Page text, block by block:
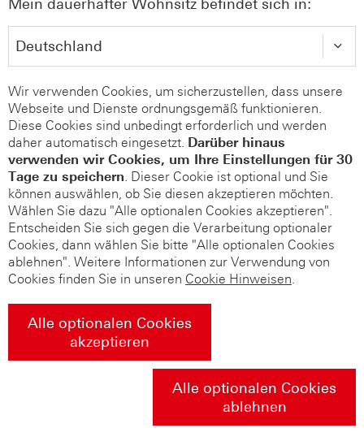
Mein dauerhafter Wohnsitz befindet sich in:
Wir verwenden Cookies, um sicherzustellen, dass unsere
Webseite und Dienste ordnungsgemäß funktionieren.
Diese Cookies sind unbedingt erforderlich und werden
daher automatisch eingesetzt. Darüber hinaus
verwenden wir Cookies, um Ihre Einstellungen für 30
Tage zu speichern. Dieser Cookie ist optional und Sie
können auswählen, ob Sie diesen akzeptieren möchten.
Wählen Sie dazu "Alle optionalen Cookies akzeptieren".
Entscheiden Sie sich gegen die Verarbeitung optionaler
Cookies, dann wählen Sie bitte "Alle optionalen Cookies
ablehnen". Weitere Informationen zur Verwendung von
Cookies finden Sie in unseren Cookie Hinweisen.
Alle optionalen Cookies
akzeptieren
Alle optionalen Cookies
ablehnen